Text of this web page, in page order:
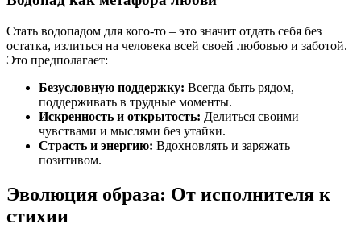
Стать водопадом для кого-то – это значит отдать себя без
остатка, излиться на человека всей своей любовью и заботой.
Это предполагает:
Безусловную поддержку: Всегда быть рядом,
поддерживать в трудные моменты.
Искренность и открытость: Делиться своими
чувствами и мыслями без утайки.
Страсть и энергию: Вдохновлять и заряжать
позитивом.
Эволюция образа: От исполнителя к
стихии